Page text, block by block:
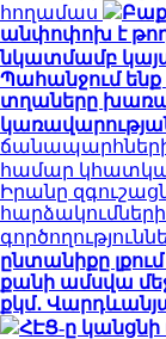
հողամաս
անփոփոխ է
նկատմամբ
Պահանջում ենք
տղաները
համար
Իրանը
ընտանիքը
քանի ամսվա մեջ
քկմ․
ՀԷՑ-ը